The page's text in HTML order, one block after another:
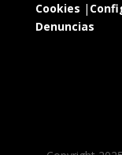
Cookies |
Denuncias